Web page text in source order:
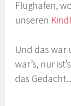
Flughafen,
unseren
Und das war
war’s, nur
das